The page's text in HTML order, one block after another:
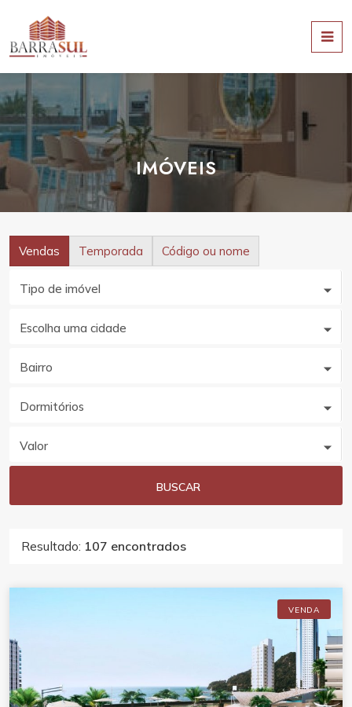
IMÓVEIS
Vendas Temporada Código ou nome
Tipo de imóvel
Escolha uma cidade
Bairro
Dormitórios
Valor
BUSCAR
Resultado: 107 encontrados
VENDA